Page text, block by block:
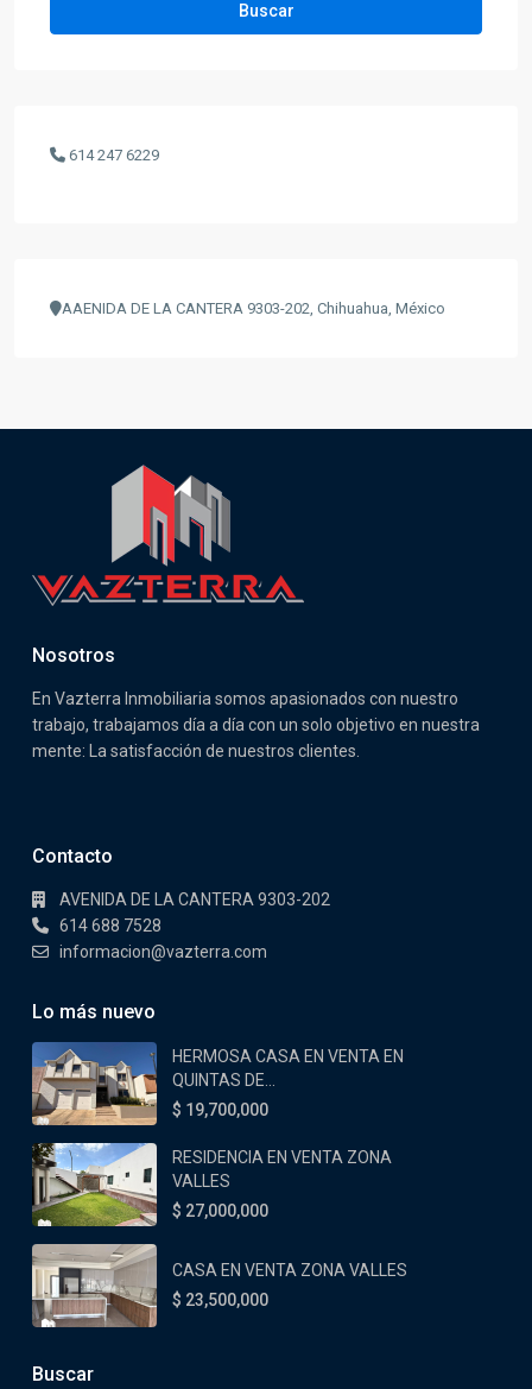
Buscar
614 247 6229
AAENIDA DE LA CANTERA 9303-202, Chihuahua, México
Nosotros
En Vazterra Inmobiliaria somos apasionados con nuestro
trabajo, trabajamos día a día con un solo objetivo en nuestra
mente: La satisfacción de nuestros clientes.
Contacto
AVENIDA DE LA CANTERA 9303-202
614 688 7528
informacion@vazterra.com
Lo más nuevo
HERMOSA CASA EN VENTA EN
QUINTAS DE...
$ 19,700,000
RESIDENCIA EN VENTA ZONA
VALLES
$ 27,000,000
CASA EN VENTA ZONA VALLES
$ 23,500,000
Buscar